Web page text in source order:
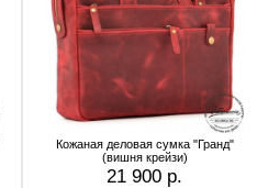
Кожаная деловая сумка "Гранд"
(вишня крейзи)
21 900 р.